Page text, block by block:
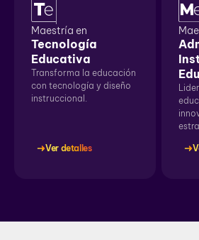
Maestría en
Tecnología
Educativa
Transforma la educación
con tecnología y diseño
instruccional.
Ver detalles